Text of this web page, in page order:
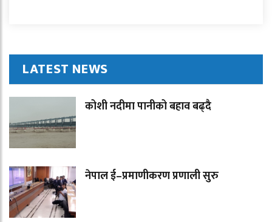
LATEST NEWS
कोशी नदीमा पानीको बहाव बढ्दै
नेपाल ई–प्रमाणीकरण प्रणाली सुरु